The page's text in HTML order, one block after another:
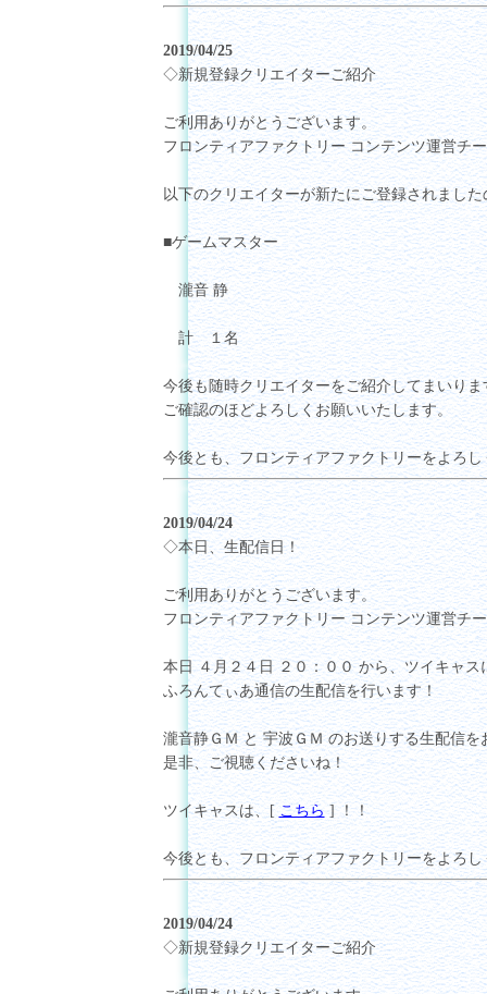
2019/04/25
◇新規登録クリエイターご紹介
ご利用ありがとうございます。
フロンティアファクトリー コンテンツ運営チ
以下のクリエイターが新たにご登録されまし
■ゲームマスター
瀧音 静
計 １名
今後も随時クリエイターをご紹介してまいりま
ご確認のほどよろしくお願いいたします。
今後とも、フロンティアファクトリーをよろ
2019/04/24
◇本日、生配信日！
ご利用ありがとうございます。
フロンティアファクトリー コンテンツ運営チ
本日 ４月２４日 ２０：００ から、ツイキャス
ふろんてぃあ通信の生配信を行います！
瀧音静ＧＭ と 宇波ＧＭ のお送りする生配信を
是非、ご視聴くださいね！
ツイキャスは、[ こちら ] ！！
今後とも、フロンティアファクトリーをよろ
2019/04/24
◇新規登録クリエイターご紹介